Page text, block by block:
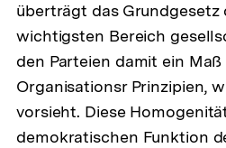
überträgt das
wichtigsten Bereich
den Parteien damit ein
Organisationsr Prinzipien,
vorsieht. Diese
demokratischen Funktion